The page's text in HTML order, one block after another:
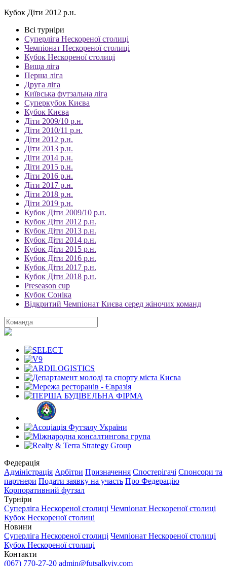
Кубок Діти 2012 р.н.
Всі турніри
Суперліга Нескореної столиці
Чемпіонат Нескореної столиці
Кубок Нескореної столиці
Вища ліга
Перша ліга
Друга ліга
Київська футзальна ліга
Суперкубок Києва
Кубок Києва
Діти 2009/10 р.н.
Діти 2010/11 р.н.
Діти 2012 р.н.
Діти 2013 р.н.
Діти 2014 р.н.
Діти 2015 р.н.
Діти 2016 р.н.
Діти 2017 р.н.
Діти 2018 р.н.
Діти 2019 р.н.
Кубок Діти 2009/10 р.н.
Кубок Діти 2012 р.н.
Кубок Діти 2013 р.н.
Кубок Діти 2014 р.н.
Кубок Діти 2015 р.н.
Кубок Діти 2016 р.н.
Кубок Діти 2017 р.н.
Кубок Діти 2018 р.н.
Preseason cup
Кубок Соніка
Відкритий Чемпіонат Києва серед жіночих команд
Федерація
Адміністрація Арбітри Призначення Спостерігачі Спонсори та
партнери Подати заявку на участь Про Федерацію
Корпоративний футзал
Турніри
Суперліга Нескореної столиці Чемпіонат Нескореної столиці
Кубок Нескореної столиці
Новини
Суперліга Нескореної столиці Чемпіонат Нескореної столиці
Кубок Нескореної столиці
Контакти
(067) 770-27-20 admin@futsalkyiv.com